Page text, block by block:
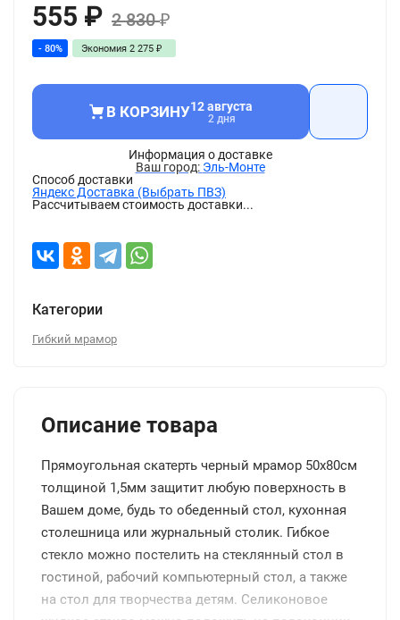
555 ₽ 2 830₽
- 80% Экономия 2 275 ₽
В КОРЗИНУ12 августа
2 дня
Информация о доставке
Эль-Монте
Способ доставки
Яндекс Доставка (Выбрать ПВЗ)
Рассчитываем стоимость доставки...
Категории
Гибкий мрамор
Описание товара
Прямоугольная скатерть черный мрамор 50x80см
толщиной 1,5мм защитит любую поверхность в
Вашем доме, будь то обеденный стол, кухонная
столешница или журнальный столик. Гибкое
стекло можно постелить на стеклянный стол в
гостиной, рабочий компьютерный стол, а также
на стол для творчества детям. Селиконовое